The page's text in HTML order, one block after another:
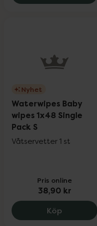
Nyhet
Waterwipes Baby
wipes 1x48 Single
Pack S
Våtservetter 1 st
Pris online
38,90 kr
Köp